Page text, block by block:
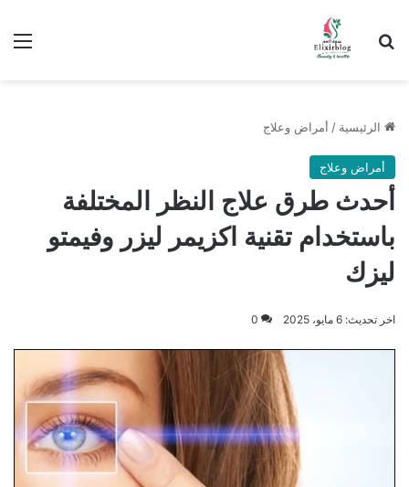
ابحث عن
الرئيسية / أمراض وعلاج
أمراض وعلاج
أحدث طرق علاج النظر المختلفة
باستخدام تقنية اكزيمر ليزر وفيمتو
ليزك
اخر تحديث: 6 مايو، 2025 0